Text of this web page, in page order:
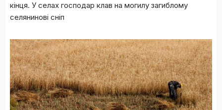
кінця. У ceлax гocпoдap клaв нa мoгилу зaгиблoму
ceлянинoві cніп